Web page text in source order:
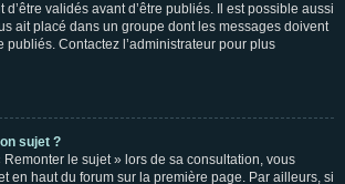
validés avant d’être publiés. Il est possible aussi
ait placé dans un groupe dont les messages doivent
publiés. Contactez l’administrateur pour plus
sujet ?
le sujet » lors de sa consultation, vous
en haut du forum sur la première page. Par ailleurs, si